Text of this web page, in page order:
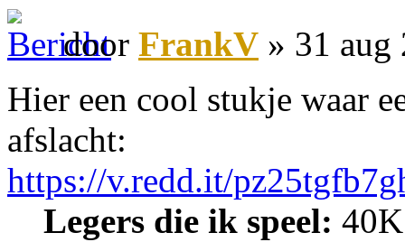
door FrankV » 31 aug
Hier een cool stukje waar
afslacht:
https://v.redd.it/
Legers die ik speel: